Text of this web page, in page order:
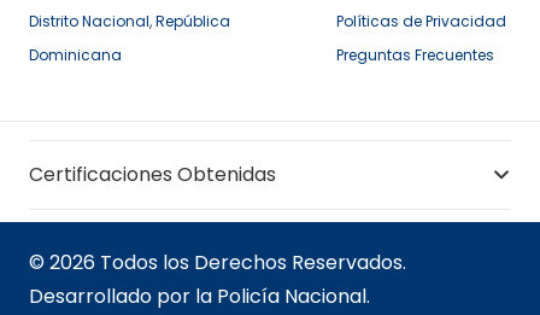
Distrito Nacional, República
Dominicana
Políticas de Privacidad
Preguntas Frecuentes
Certificaciones Obtenidas
© 2026 Todos los Derechos Reservados.
Desarrollado por la Policía Nacional.